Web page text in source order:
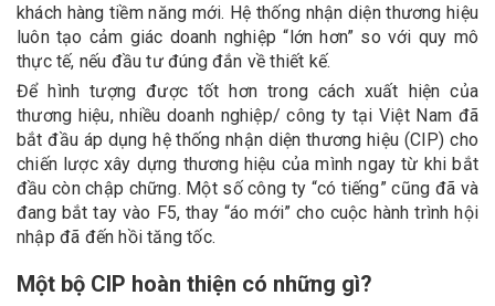
khách hàng tiềm năng mới. Hệ thống nhận diện thương hiệu
luôn tạo cảm giác doanh nghiệp “lớn hơn” so với quy mô
thực tế, nếu đầu tư đúng đắn về thiết kế.
Để hình tượng được tốt hơn trong cách xuất hiện của
thương hiệu, nhiều doanh nghiệp/ công ty tại Việt Nam đã
bắt đầu áp dụng hệ thống nhận diện thương hiệu (CIP) cho
chiến lược xây dựng thương hiệu của mình ngay từ khi bắt
đầu còn chập chững. Một số công ty “có tiếng” cũng đã và
đang bắt tay vào F5, thay “áo mới” cho cuộc hành trình hội
nhập đã đến hồi tăng tốc.
Một bộ CIP hoàn thiện có những gì?